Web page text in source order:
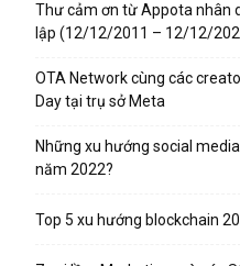
Thư cảm ơn từ Appota nhân
lập (12/12/2011 – 12/12/
OTA Network cùng các
Day tại trụ sở Meta
Những xu hướng social
năm 2022?
Top 5 xu hướng blockchain